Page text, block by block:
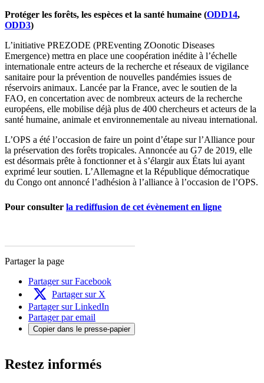
Protéger les forêts, les espèces et la santé humaine (ODD14,
ODD3)
L’initiative PREZODE (PREventing ZOonotic Diseases
Emergence) mettra en place une coopération inédite à l’échelle
internationale entre acteurs de la recherche et réseaux de vigilance
sanitaire pour la prévention de nouvelles pandémies issues de
réservoirs animaux. Lancée par la France, avec le soutien de la
FAO, en concertation avec de nombreux acteurs de la recherche
européens, elle mobilise déjà plus de 400 chercheurs et acteurs de la
santé humaine, animale et environnementale au niveau international.
L’OPS a été l’occasion de faire un point d’étape sur l’Alliance pour
la préservation des forêts tropicales. Annoncée au G7 de 2019, elle
est désormais prête à fonctionner et à s’élargir aux États lui ayant
exprimé leur soutien. L’Allemagne et la République démocratique
du Congo ont annoncé l’adhésion à l’alliance à l’occasion de l’OPS.
Pour consulter la rediffusion de cet évènement en ligne
Partager la page
Partager sur Facebook
Partager sur X
Partager sur LinkedIn
Partager par email
Copier dans le presse-papier
Restez informés